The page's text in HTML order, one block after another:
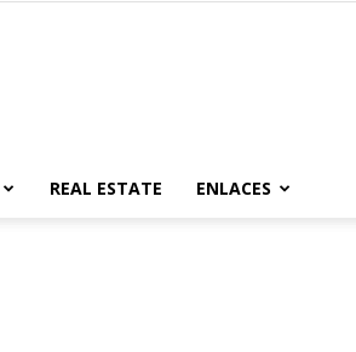
REAL ESTATE ENLACES